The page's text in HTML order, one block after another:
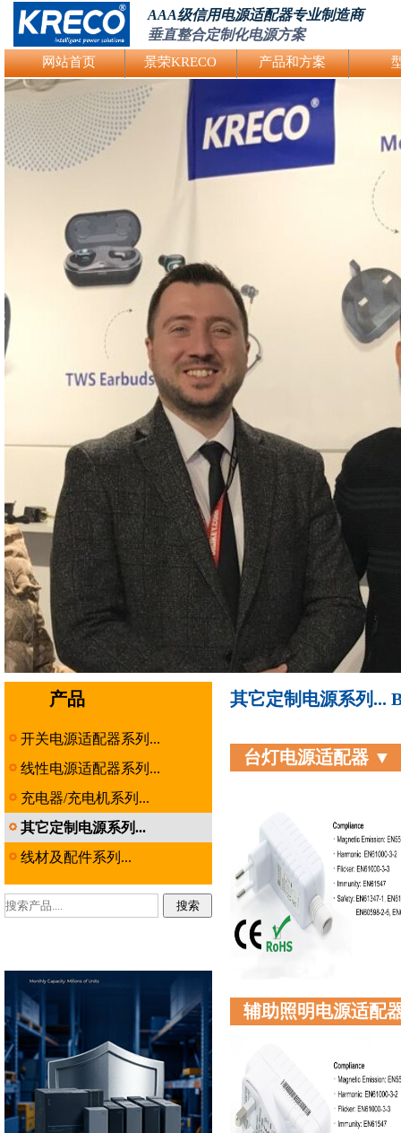
Logo Picture
AAA级信用电源适配器专业制造商
垂直整合定制化电源方案
网站首页 景荣KRECO 产品和方案
产品
开关电源适配器系列...
线性电源适配器系列...
充电器/充电机系列...
其它定制电源系列...
线材及配件系列...
其它定制电源系列...
台灯电源适配器 ▼
辅助照明电源适配